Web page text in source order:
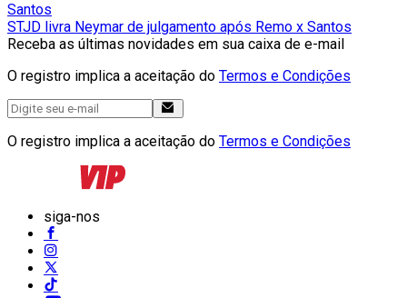
Santos
STJD livra Neymar de julgamento após Remo x Santos
Receba as últimas novidades em sua caixa de e-mail
O registro implica a aceitação do Termos e Condições
O registro implica a aceitação do Termos e Condições
siga-nos